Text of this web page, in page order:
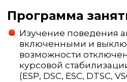
Программа
Изучение поведения
включенными и
возможности
курсовой
(ESP, DSC, ESC, DTSC,